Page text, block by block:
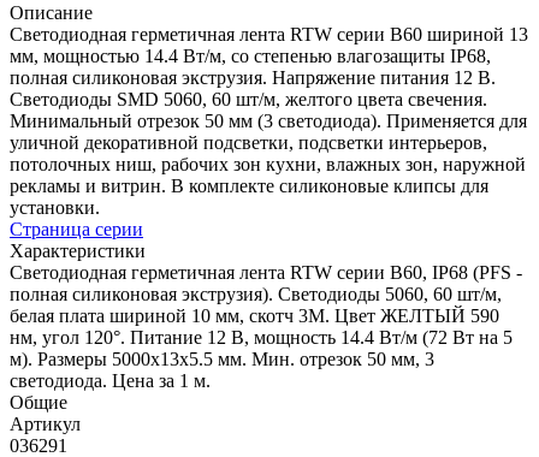
Описание
Светодиодная герметичная лента RTW серии B60 шириной 13
мм, мощностью 14.4 Вт/м, со степенью влагозащиты IP68,
полная силиконовая экструзия. Напряжение питания 12 В.
Светодиоды SMD 5060, 60 шт/м, желтого цвета свечения.
Минимальный отрезок 50 мм (3 светодиода). Применяется для
уличной декоративной подсветки, подсветки интерьеров,
потолочных ниш, рабочих зон кухни, влажных зон, наружной
рекламы и витрин. В комплекте силиконовые клипсы для
установки.
Страница серии
Характеристики
Светодиодная герметичная лента RTW серии B60, IP68 (PFS -
полная силиконовая экструзия). Светодиоды 5060, 60 шт/м,
белая плата шириной 10 мм, скотч 3M. Цвет ЖЕЛТЫЙ 590
нм, угол 120°. Питание 12 В, мощность 14.4 Вт/м (72 Вт на 5
м). Размеры 5000x13x5.5 мм. Мин. отрезок 50 мм, 3
светодиода. Цена за 1 м.
Общие
Артикул
036291